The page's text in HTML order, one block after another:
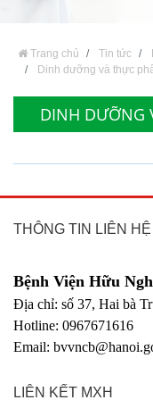
Trang chủ Tin tức
Dinh dưỡng và thực
DINH DƯỠNG
THÔNG TIN LIÊN HỆ
Bệnh Viện Hữu
Địa chỉ: số 37, Hai bà
Hotline: 0967671616
Email:
LIÊN KẾT MXH